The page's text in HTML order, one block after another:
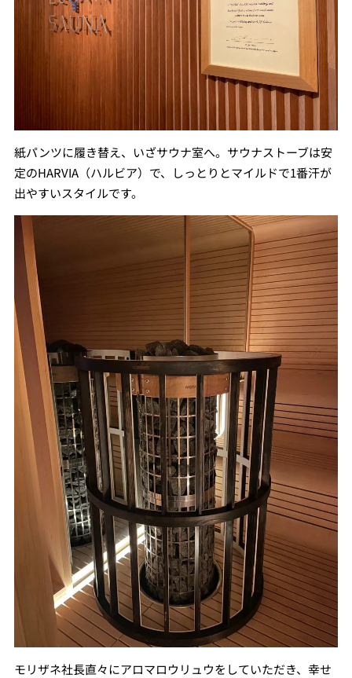
紙パンツに履き替え、いざサウナ室へ。サウナストーブは安
定のHARVIA（ハルビア）で、しっとりとマイルドで1番汗が
出やすいスタイルです。
モリザネ社長直々にアロマロウリュウをしていただき、幸せ